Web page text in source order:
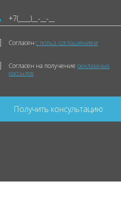
Согласенс польз. соглашением
Согласен на получение рекламных
рассылок
Получить консультацию